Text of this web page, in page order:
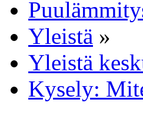
Yleistä »
Yleistä
Kysely: